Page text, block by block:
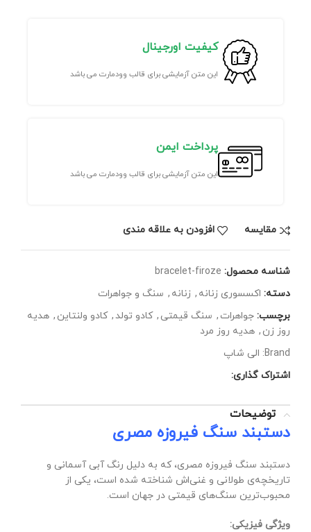
کیفیت اورجینال
این متن آزمایشی برای قالب وودمارت می باشد
پرداخت ایمن
این متن آزمایشی برای قالب وودمارت می باشد
مقايسه افزودن به علاقه مندی
شناسه محصول: bracelet-firoze
دسته: اکسسوری زنانه , زنانه , سنگ و جواهرات
برچسب: جواهرات , سنگ قیمتی , کادو تولد, کادو ولنتاین , هدیه
روز زن , هدیه روز مرد
Brand: الی شاپ
اشتراک گذاری:
توضیحات
دستبند سنگ فیروزه مصری
دستبند سنگ فیروزه مصری، که به دلیل رنگ آبی آسمانی و
تاریخچه‌ی طولانی و غنی‌اش شناخته شده است، یکی از
محبوب‌ترین سنگ‌های قیمتی در جهان است.
ویژگی فیزیکی: